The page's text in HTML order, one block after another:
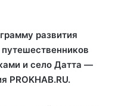
развития
и село Датта —
PROKHAB.RU.